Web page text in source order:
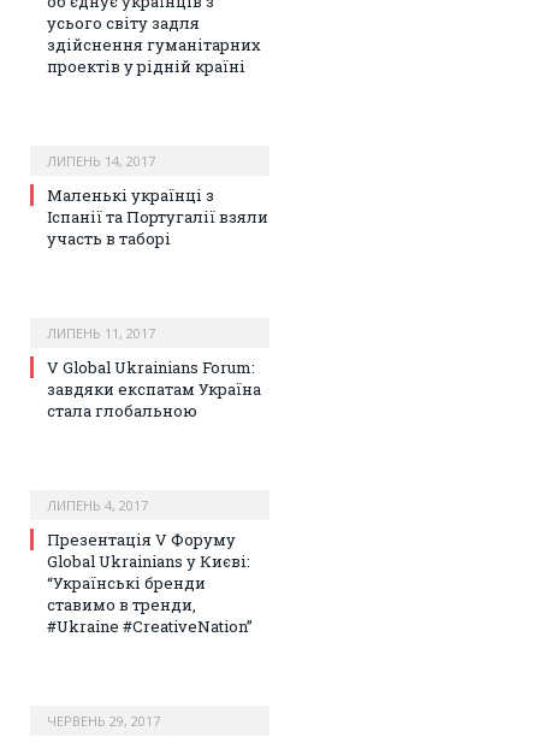
усього світу задля
здійснення гуманітарних
проектів у рідній країні
ЛИПЕНЬ 14, 2017
Маленькі українці з
Іспанії та Португалії взяли
участь в таборі
ЛИПЕНЬ 11, 2017
V Global Ukrainians Forum:
завдяки експатам Україна
стала глобальною
ЛИПЕНЬ 4, 2017
Презентація V Форуму
Global Ukrainians у Києві:
“Українські бренди
ставимо в тренди,
#Ukraine #CreativeNation”
ЧЕРВЕНЬ 29, 2017